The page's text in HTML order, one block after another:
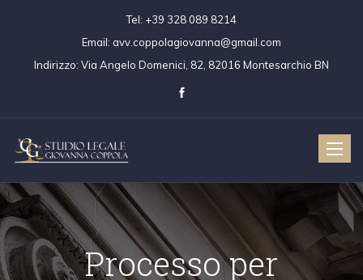
Tel: +39 328 089 8214
Email: avv.coppolagiovanna@gmail.com
Indirizzo: Via Angelo Domenici, 82, 82016 Montesarchio BN
Toggle
Processo per